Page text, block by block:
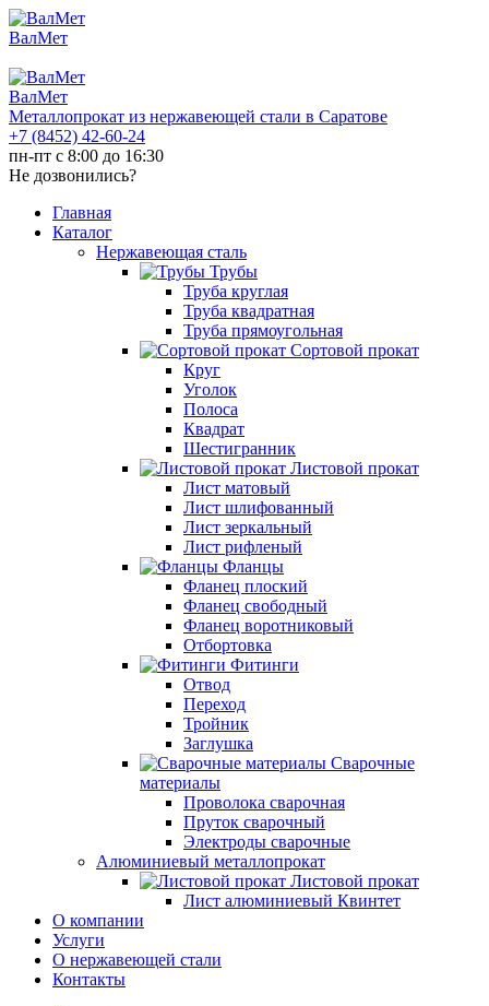
ВалМет
ВалМет
Металлопрокат из нержавеющей стали в Саратове
+7 (8452) 42-60-24
пн-пт с 8:00 до 16:30
Не дозвонились?
Главная
Каталог
Нержавеющая сталь
Трубы
Труба круглая
Труба квадратная
Труба прямоугольная
Сортовой прокат
Круг
Уголок
Полоса
Квадрат
Шестигранник
Листовой прокат
Лист матовый
Лист шлифованный
Лист зеркальный
Лист рифленый
Фланцы
Фланец плоский
Фланец свободный
Фланец воротниковый
Отбортовка
Фитинги
Отвод
Переход
Тройник
Заглушка
Сварочные
материалы
Проволока сварочная
Пруток сварочный
Электроды сварочные
Алюминиевый металлопрокат
Листовой прокат
Лист алюминиевый Квинтет
О компании
Услуги
О нержавеющей стали
Контакты